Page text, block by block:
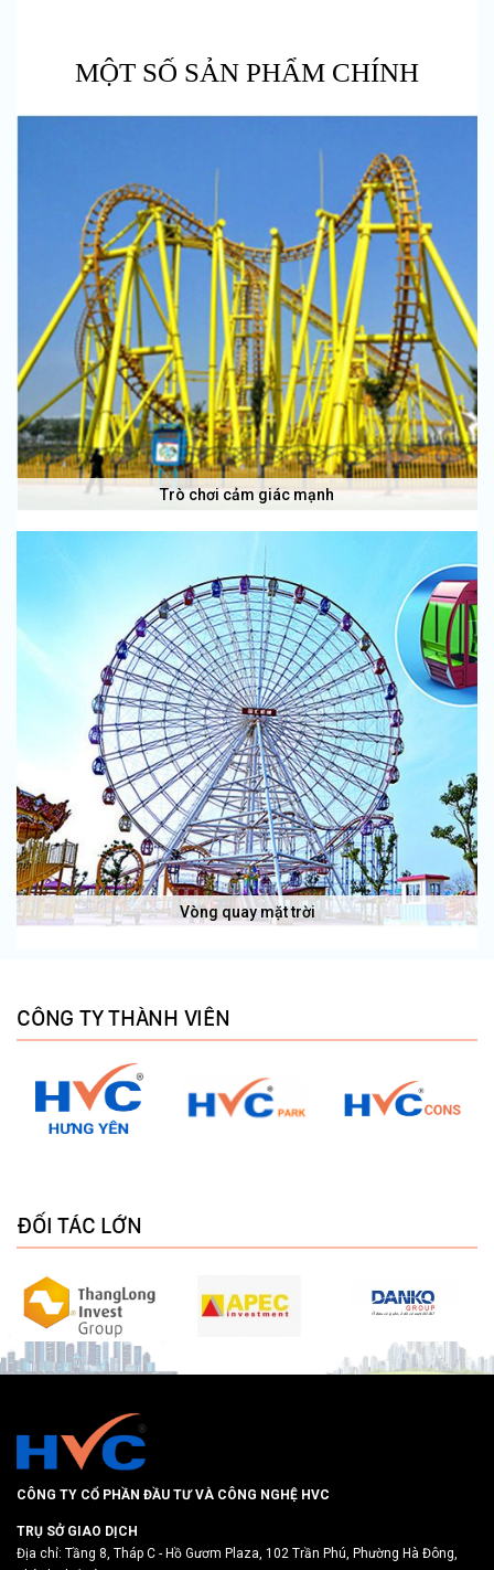
MỘT SỐ SẢN PHẨM CHÍNH
Trò chơi cảm giác mạnh
Vòng quay mặt trời
CÔNG TY THÀNH VIÊN
ĐỐI TÁC LỚN
CÔNG TY CỔ PHẦN ĐẦU TƯ VÀ CÔNG NGHỆ HVC
TRỤ SỞ GIAO DỊCH
Địa chỉ: Tầng 8, Tháp C - Hồ Gươm Plaza, 102 Trần Phú, Phường Hà Đông,